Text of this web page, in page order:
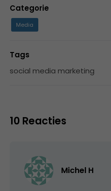
Categorie
Media
Tags
social media marketing
10 Reacties
Michel H